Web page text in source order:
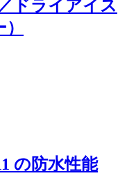
ドライアイス
の防水性能